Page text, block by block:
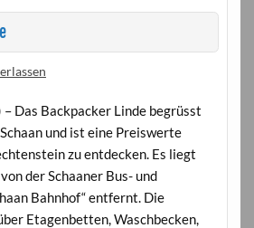
– Das Backpacker Linde begrüsst
und ist eine Preiswerte
zu entdecken. Es liegt
der Schaaner Bus- und
Bahnhof“ entfernt. Die
Etagenbetten, Waschbecken,